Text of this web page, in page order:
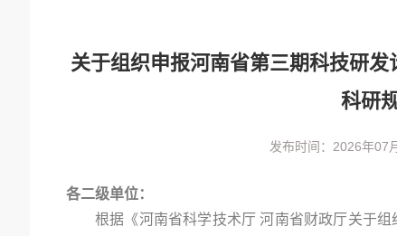
关于组织申报河南省第三期科技研
科研
发布时间：2026年07
各二级单位：
根据《河南省科学技术厅 河南省财政厅关于